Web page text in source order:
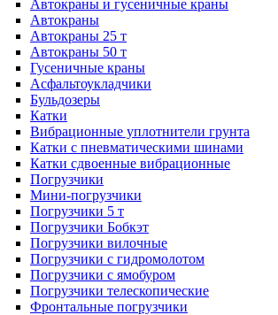
Автокраны и гусеничные краны
Автокраны
Автокраны 25 т
Автокраны 50 т
Гусеничные краны
Асфальтоукладчики
Бульдозеры
Катки
Вибрационные уплотнители грунта
Катки с пневматическими шинами
Катки сдвоенные вибрационные
Погрузчики
Мини-погрузчики
Погрузчики 5 т
Погрузчики Бобкэт
Погрузчики вилочные
Погрузчики с гидромолотом
Погрузчики с ямобуром
Погрузчики телескопические
Фронтальные погрузчики